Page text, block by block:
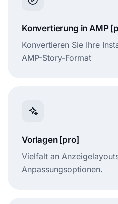
Konvertierung in AMP
Konvertieren Sie Ihre
AMP-Story-Format
Vorlagen [pro]
Vielfalt an
Anpassungsoptionen.